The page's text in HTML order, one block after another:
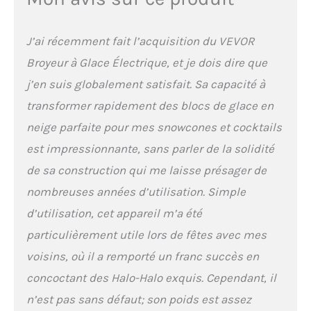
simple pression sur une
l'interrupteur et de
pousser la poignée
ergonomique pour
commencer à broyer. C'est
simple, efficace et la
poignée est confortable à
glace pilée anti-
éclaboussures : Cette
machine à glace pilée est
dotée d'un bac à glaçons
incurvé unique, d'un
glace et d'un couvercle,
pour une distribution
considérablement les
éclaboussures et vous
J’ai récemment fait l’acquisition du VEVOR
Broyeur à Glace Électrique, et je dois dire que
j’en suis globalement satisfait. Sa capacité à
transformer rapidement des blocs de glace en
neige parfaite pour mes snowcones et cocktails
est impressionnante, sans parler de la solidité
de sa construction qui me laisse présager de
nombreuses années d’utilisation. Simple
d’utilisation, cet appareil m’a été
particulièrement utile lors de fêtes avec mes
voisins, où il a remporté un franc succès en
concoctant des Halo-Halo exquis. Cependant, il
n’est pas sans défaut; son poids est assez